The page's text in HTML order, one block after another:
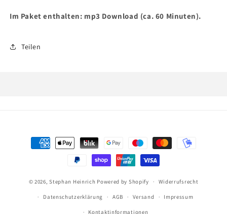
Im Paket enthalten: mp3 Download (ca. 60 Minuten).
Teilen
Zahlungsmethoden
© 2026,Stephan Heinrich Powered by Shopify Widerrufsrecht
Datenschutzerklärung AGB Versand Impressum
Kontaktinformationen